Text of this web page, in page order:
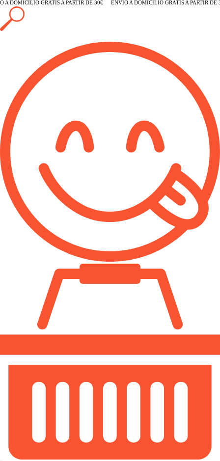
A DOMICILIO GRATIS A PARTIR DE 30€ ENVÍO A DOMICILIO GRATIS A PARTIR DE